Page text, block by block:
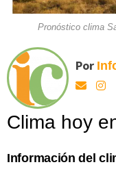
Pronóstico clima
Por
Clima hoy
Información del